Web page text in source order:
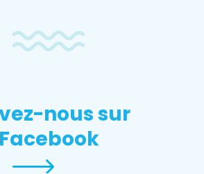
nous sur
Facebook